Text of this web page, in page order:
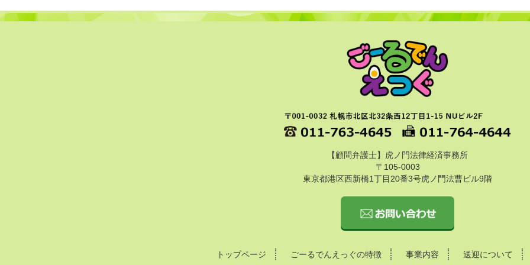
【顧問弁護士】虎ノ門法律経済事務所
〒105-0003
東京都港区西新橋1丁目20番3号虎ノ門法曹ビル9階
トップページ ごーるでんえっぐの特徴 事業内容 送迎について